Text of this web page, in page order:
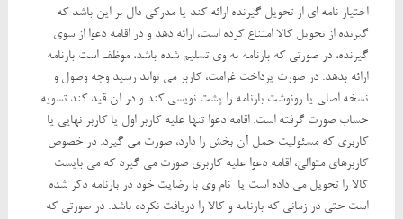
اختیار نامه ای از تحویل گیرنده ارائه کند یا مدرکی دال بر این باشد که
گیرنده از تحویل کالا امتناع کرده است، ارائه دهد و در اقامه دعوا از سوی
گیرنده، در صورتی که بارنامه به وی تسلیم شده باشد، موظف است بارنامه
ارائه بدهد. در صورت پرداخت غرامت، کاربر می تواند رسید وجه وصول و
نسخه اصلی یا رونوشت بارنامه را پشت نویسی کند و در آن قید کند تسویه
حساب صورت گرفته است. اقامه دعوا تنها علیه کاربر اول یا کاربر نهایی یا
کاربری که مسئولیت حمل آن بخش را دارد، صورت می گیرد. در خصوص
کاربرهای متوالی، اقامه دعوا علیه کاربری صورت می گیرد که می بایست
کالا را تحویل می داده است یا نام وی با رضایت خود در بارنامه ذکر شده
است حتی در زمانی که بارنامه و کالا را دریافت نکرده باشد. در صورتی که